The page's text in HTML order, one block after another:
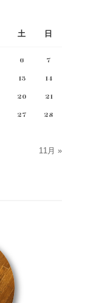
土 日
6
7
13
14
20
21
27
28
11月 »